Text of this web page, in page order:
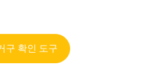
구 확인 도구